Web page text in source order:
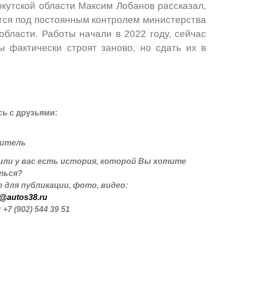
области Максим Лобановрассказал,
под постоянным контролем министерства
Работы начали в 2022 году, сейчас
фактически строят заново, но сдать их в
с друзьями:
у вас есть история, которой Вы хотите
публикации, фото, видео:
(902) 544 39 51